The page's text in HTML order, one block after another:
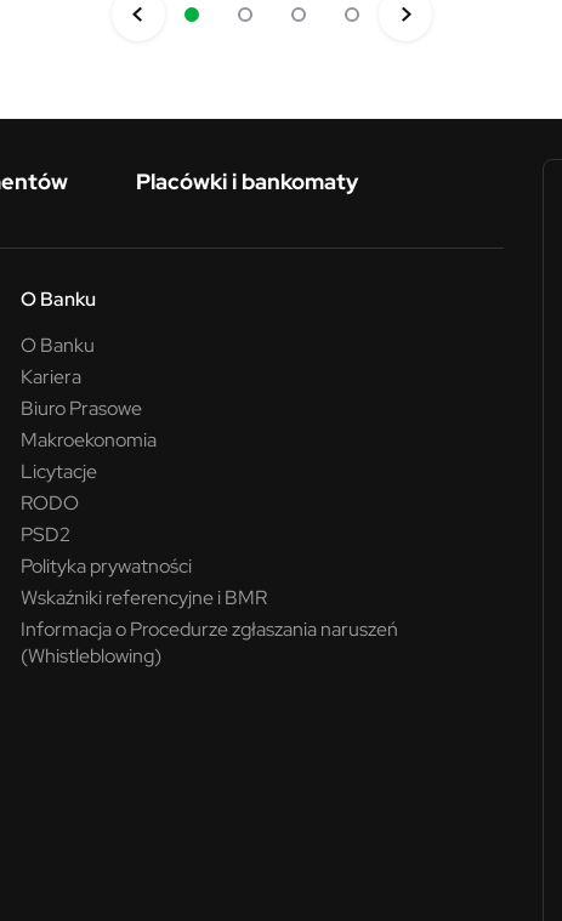
Placówki i bankomaty
O Banku
O Banku
Kariera
Biuro Prasowe
Makroekonomia
Licytacje
RODO
PSD2
Polityka prywatności
Wskaźniki referencyjne i BMR
Informacja o Procedurze zgłaszania naruszeń
(Whistleblowing)